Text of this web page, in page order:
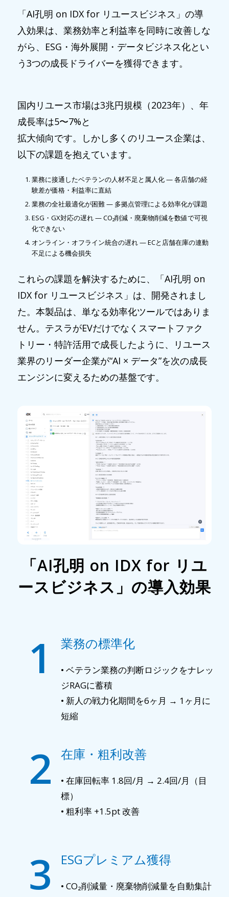
「AI孔明 on IDX for リユースビジネス」の導
入効果は、業務効率と利益率を同時に改善しな
がら、ESG・海外展開・データビジネス化とい
う3つの成長ドライバーを獲得できます。
国内リユース市場は3兆円規模（2023年）、年
成長率は5〜7%と
拡大傾向です。しかし多くのリユース企業は、
以下の課題を抱えています。
業務に接通したベテランの人材不足と属人化 — 各店舗の経
験差が価格・利益率に直結
業務の全社最適化が困難 — 多拠点管理による効率化が課題
ESG・GX対応の遅れ — CO₂削減・廃棄物削減を数値で可視
化できない
オンライン・オフライン統合の遅れ — ECと店舗在庫の連動
不足による機会損失
これらの課題を解決するために、「AI孔明 on
IDX for リユースビジネス」は、開発されまし
た。本製品は、単なる効率化ツールではありま
せん。テスラがEVだけでなくスマートファク
トリー・特許活用で成長したように、リユース
業界のリーダー企業が“AI × データ”を次の成長
エンジンに変えるための基盤です。
「AI孔明 on IDX for リユ
ースビジネス」の導入効果
業務の標準化
1
• ベテラン業務の判断ロジックをナレッ
ジRAGに蓄積
• 新人の戦力化期間を6ヶ月 → 1ヶ月に
短縮
在庫・粗利改善
2
• 在庫回転率 1.8回/月 → 2.4回/月（目
標）
• 粗利率 +1.5pt 改善
ESGプレミアム獲得
3
• CO₂削減量・廃棄物削減量を自動集計